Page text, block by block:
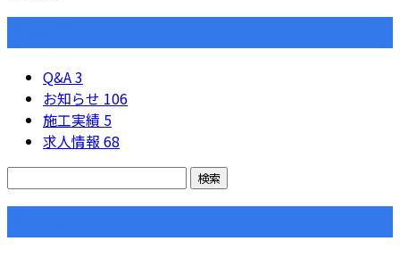
Q&A3
お知らせ 106
施工実績 5
求人情報 68